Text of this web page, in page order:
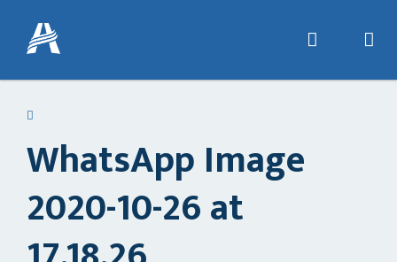
WhatsApp Image
2020-10-26 at